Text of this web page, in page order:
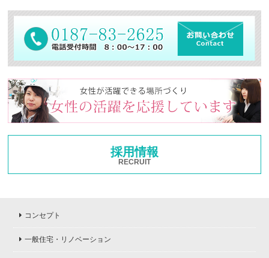
採用情報
RECRUIT
コンセプト
一般住宅・リノベーション